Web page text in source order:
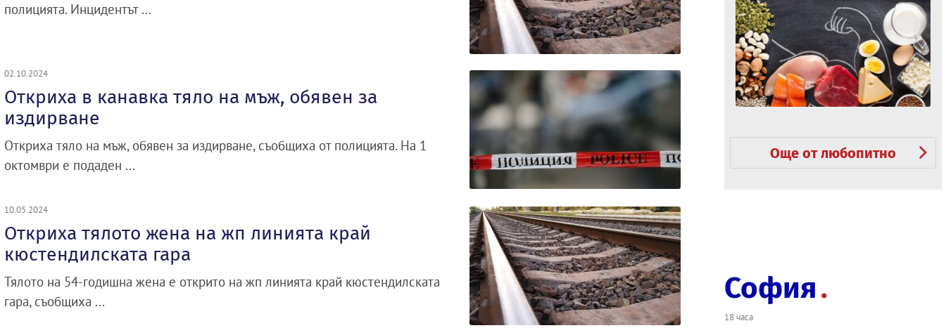
полицията. Инцидентът ...
02.10.2024
Откриха в канавка тяло на мъж, обявен за
издирване
Откриха тяло на мъж, обявен за издирване, съобщиха от полицията. На 1
октомври е подаден ...
10.05.2024
Откриха тялото жена на жп линията край
кюстендилската гара
Тялото на 54-годишна жена е открито на жп линията край кюстендилската
гара, съобщиха ...
Още от любопитно
София
18 часа